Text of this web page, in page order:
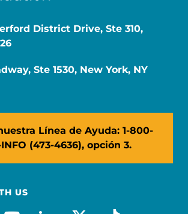
District Drive, Ste 310,
Ste 1530, New York, NY
Línea de Ayuda: 1-800-
(473-4636), opción 3.
US